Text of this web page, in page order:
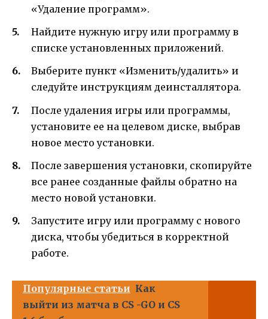
«Удаление программ».
Найдите нужную игру или программу в
списке установленных приложений.
Выберите пункт «Изменить/удалить» и
следуйте инструкциям деинсталлятора.
После удаления игры или программы,
установите ее на целевом диске, выбрав
новое место установки.
После завершения установки, скопируйте
все ранее созданные файлы обратно на
место новой установки.
Запустите игру или программу с нового
диска, чтобы убедиться в корректной
работе.
Популярные статьи Как
выйти из матча в CS -GO и CS